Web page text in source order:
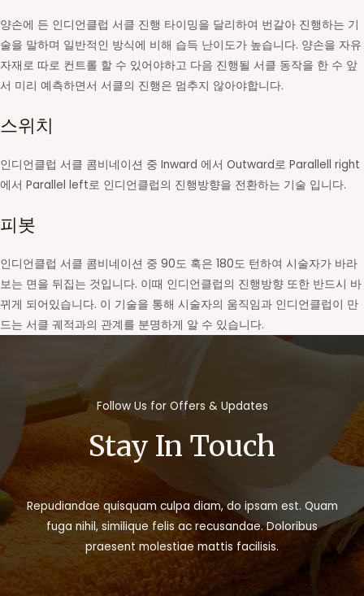
양손에 든 인디언클럽 서클 진행 타이밍을 달리하여 번갈아 진행하는 기
술을 말하며 일반적인 방식에 비해 습득 난이도가 높습니다. 양손을 자유
자재로 따로 컨트롤 할 수 있어야하고 다음 진행될 서클 동작을 한 수 앞
서 미리 예측하면서 서클의 진행은 멈추지 않아야합니다.
스위치
인디언클럽 서클 콤비네이션 중 Inward 에서 Outward로 Parallell right
에서 Parallel left로 인디언클럽의 진행방향을 전환하는 기술 입니다.
피봇
인디언클럽 서클 콤비네이션 중 90도 혹은 180도 턴하여 시술자가 바라
보는 면을 뒤집는 것입니다. 이때 인디언클럽의 진행방향 또한 반드시 바
뀌게 되어있습니다. 이 기술을 통해 시술자의 움직임과 인디언클럽이 만
드는 서클 궤적과의 관계를 분명하게 알 수 있습니다.
Follow Us for Offers & Updates
Stay In Touch
Repudiandae quisquam culpa diam, do ipsam est. Quam
fuga nihil, similique felis ac recusandae. Doloribus
praesent molestiae mattis facilisis.